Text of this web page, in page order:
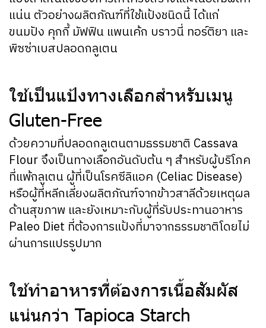
แน่น ตัวอย่างผลิตภัณฑ์ที่ใช้แป้งชนิดนี้ ได้แก่
ขนมปัง คุกกี้ มัฟฟิน แพนเค้ก บราวนี่ ทอร์ติยา และ
พิซซ่าเบสปลอดกลูเตน
ใช้เป็นแป้งทางเลือกสำหรับเมนู
Gluten-Free
ด้วยความที่ปลอดกลูเตนตามธรรมชาติ Cassava
Flour จึงเป็นทางเลือกอันดับต้น ๆ สำหรับผู้บริโภค
ที่แพ้กลูเตน ผู้ที่เป็นโรคซีลิแอค (Celiac Disease)
หรือผู้ที่หลีกเลี่ยงผลิตภัณฑ์จากข้าวสาลีด้วยเหตุผล
ด้านสุขภาพ และยังเหมาะกับผู้ที่รับประทานอาหาร
Paleo Diet ที่ต้องการแป้งที่มาจากธรรมชาติโดยไม่
ผ่านการแปรรูปมาก
ใช้ทำอาหารที่ต้องการเนื้อสัมผัส
แน่นกว่า Tapioca Starch